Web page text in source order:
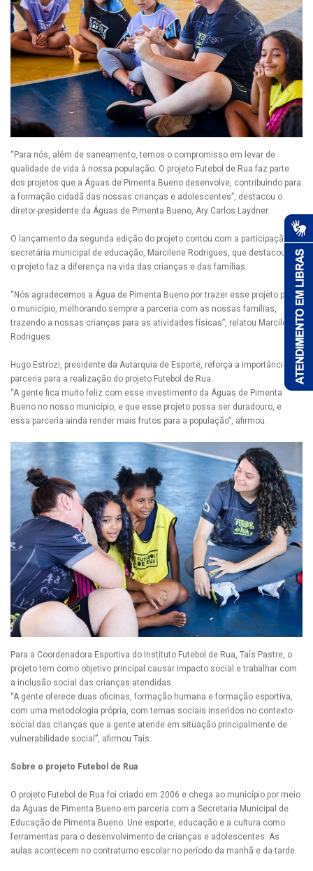
“Para nós, além de saneamento, temos o compromisso em levar de
qualidade de vida à nossa população. O projeto Futebol de Rua faz parte
dos projetos que a Águas de Pimenta Bueno desenvolve, contribuindo para
a formação cidadã das nossas crianças e adolescentes”, destacou o
diretor-presidente da Águas de Pimenta Bueno, Ary Carlos Laydner.
O lançamento da segunda edição do projeto contou com a participação da
secretária municipal de educação, Marcilene Rodrigues, que destacou que
o projeto faz a diferença na vida das crianças e das famílias.
“Nós agradecemos a Água de Pimenta Bueno por trazer esse projeto para
o município, melhorando sempre a parceria com as nossas famílias,
trazendo a nossas crianças para as atividades físicas”, relatou Marcilene
Rodrigues.
Hugo Estrozi, presidente da Autarquia de Esporte, reforça a importância da
parceria para a realização do projeto Futebol de Rua.
“A gente fica muito feliz com esse investimento da Águas de Pimenta
Bueno no nosso município, e que esse projeto possa ser duradouro, e
essa parceria ainda render mais frutos para a população”, afirmou.
Para a Coordenadora Esportiva do Instituto Futebol de Rua, Taís Pastre, o
projeto tem como objetivo principal causar impacto social e trabalhar com
a inclusão social das crianças atendidas.
“A gente oferece duas oficinas, formação humana e formação esportiva,
com uma metodologia própria, com temas sociais inseridos no contexto
social das crianças que a gente atende em situação principalmente de
vulnerabilidade social”, afirmou Taís.
Sobre o projeto Futebol de Rua
O projeto Futebol de Rua foi criado em 2006 e chega ao município por meio
da Águas de Pimenta Bueno em parceria com a Secretaria Municipal de
Educação de Pimenta Bueno. Une esporte, educação e a cultura como
ferramentas para o desenvolvimento de crianças e adolescentes. As
aulas acontecem no contraturno escolar no período da manhã e da tarde.